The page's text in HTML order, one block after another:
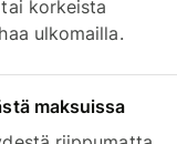
korkeista
ulkomailla.
maksuissa